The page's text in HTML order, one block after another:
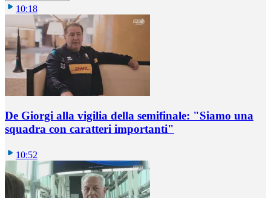
10:18
De Giorgi alla vigilia della semifinale: "Siamo una
squadra con caratteri importanti"
10:52